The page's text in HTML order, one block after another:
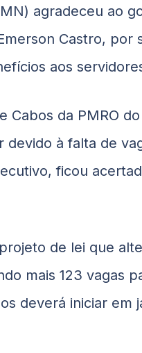
agradeceu ao
Castro, por
aos
Cabos da PMRO
à falta de
ficou
de lei que
mais 123 vagas
deverá iniciar em